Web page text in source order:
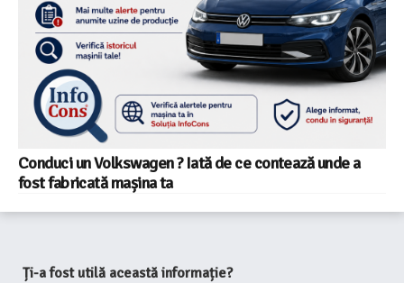
Conduci un Volkswagen ? Iată de ce contează unde a
fost fabricată mașina ta
Ți-a fost utilă această informație?